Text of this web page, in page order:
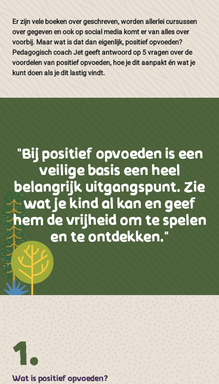
Er zijn vele boeken over geschreven, worden allerlei cursussen
over gegeven en ook op social media komt er van alles over
voorbij. Maar wat is dat dan eigenlijk, positief opvoeden?
Pedagogisch coach Jet geeft antwoord op 5 vragen over de
voordelen van positief opvoeden, hoe je dit aanpakt én wat je
kunt doen als je dit lastig vindt.
"Bij positief opvoeden is een
veilige basis een heel
belangrijk uitgangspunt. Zie
wat je kind al kan en geef
hem de vrijheid om te spelen
en te ontdekken."
1.
Wat is positief opvoeden?